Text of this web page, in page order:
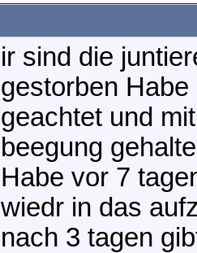
ir sind die
gestorben
geachtet und
beegung
Habe vor 7
wiedr in das
nach 3 tagen